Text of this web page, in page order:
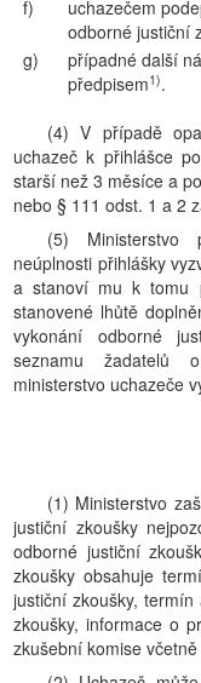
f)
uchazečem
odborné justiční
g)
případné další
předpisem1).
(4) V případě
uchazeč k přihlášce
starší než 3 měsíce a
nebo § 111 odst. 1 a 2
(5) Ministerstvo
neúplnosti přihlášky
a stanoví mu k tomu
stanovené lhůtě
vykonání odborné
seznamu žadatelů
ministerstvo uchazeče
(1) Ministerstvo
justiční zkoušky
odborné justiční
zkoušky obsahuje
justiční zkoušky,
zkoušky, informace o
zkušební komise